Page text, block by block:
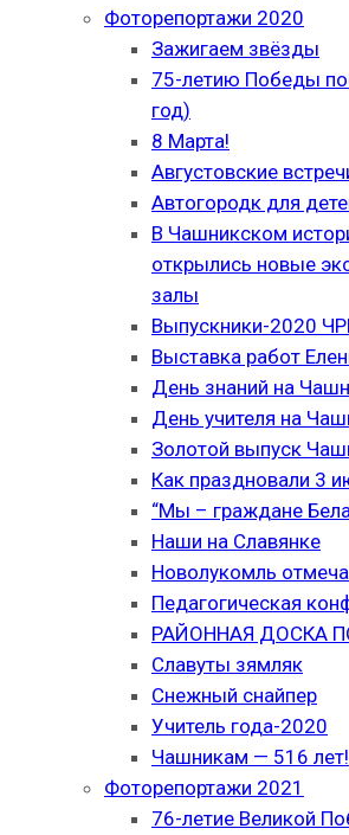
Фоторепортажи 2020
Зажигаем звёзды
75-летию Победы
год)
8 Марта!
Августовские
Автогородк для
В Чашникском
открылись новые
залы
Выпускники-2020
Выставка работ
День знаний на
День учителя на
Золотой выпуск
Как праздновали 3
“Мы – граждане
Наши на Славянке
Новолукомль
Педагогическая
РАЙОННАЯ ДОСКА
Славуты зямляк
Снежный снайпер
Учитель года-2020
Чашникам — 516 лет!
Фоторепортажи 2021
76-летие Великой